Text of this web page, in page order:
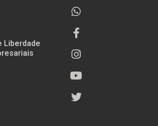
Liberdade